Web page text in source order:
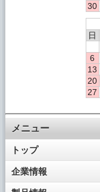
30
日
6
13
20
27
メニュー
トップ
企業情報